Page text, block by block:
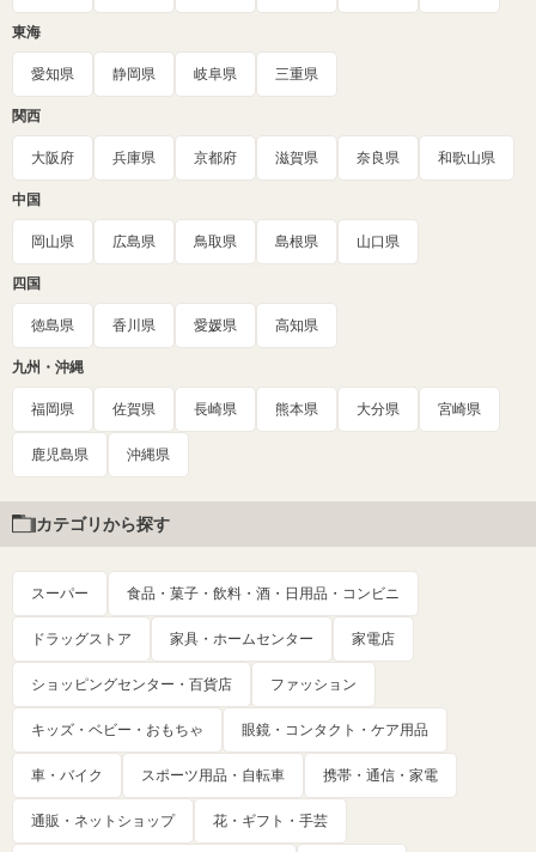
東海
愛知県 静岡県 岐阜県 三重県
関西
大阪府 兵庫県 京都府 滋賀県 奈良県 和歌山県
中国
岡山県 広島県 鳥取県 島根県 山口県
四国
徳島県 香川県 愛媛県 高知県
九州・沖縄
福岡県 佐賀県 長崎県 熊本県 大分県 宮崎県
鹿児島県 沖縄県
カテゴリから探す
スーパー 食品・菓子・飲料・酒・日用品・コンビニ
ドラッグストア 家具・ホームセンター 家電店
ショッピングセンター・百貨店 ファッション
キッズ・ベビー・おもちゃ 眼鏡・コンタクト・ケア用品
車・バイク スポーツ用品・自転車 携帯・通信・家電
通販・ネットショップ 花・ギフト・手芸